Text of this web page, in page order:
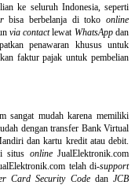
ke seluruh Indonesia, seperti
bisa berbelanja di tokoonline
via contactlewat WhatsAppdan
penawaran khusus untuk
faktur pajak untuk pembelian
sangat mudah karena memiliki
dengan transfer Bank Virtual
dan kartu kredit atau debit.
situs onlineJualElektronik.com
telah di-support
Card Security Codedan JCB